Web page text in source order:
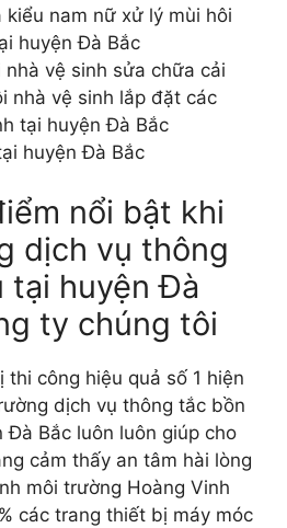
nam nữ xử lý mùi hôi
huyện Đà Bắc
nhà vệ sinh sửa chữa cải
nhà vệ sinh lắp đặt các
tại huyện Đà Bắc
huyện Đà Bắc
nổi bật khi
dịch vụ thông
tại huyện Đà
ty chúng tôi
thi công hiệu quả số 1 hiện
dịch vụ thông tắc bồn
Đà Bắc luôn luôn giúp cho
cảm thấy an tâm hài lòng
môi trường Hoàng Vinh
các trang thiết bị máy móc